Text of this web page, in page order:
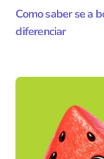
Como saber se a
diferenciar